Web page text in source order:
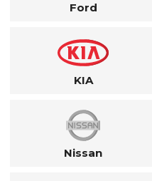
Ford
KIA
Nissan